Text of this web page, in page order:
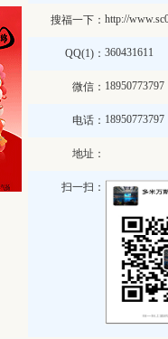
搜福一下： http://
QQ(1)： 360431611
微信： 18950773797
电话： 18950773797
地址：
扫一扫：